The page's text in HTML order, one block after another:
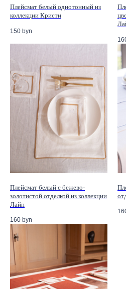
Плейсмат белый однотонный из
коллекции Кристи
150 byn
Плейсмат белый с бежево-
золотистой отделкой из коллекции
Лайн
160 byn
Подпишитесь, чтобы получать новости,
предложения и приглашения на закрытые
Aturan.